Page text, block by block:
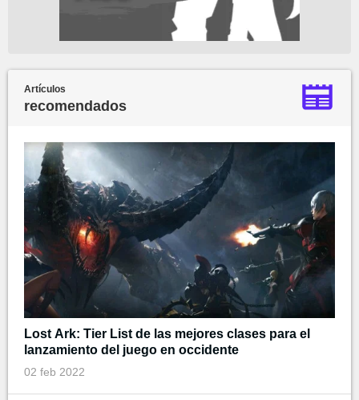
Artículos
recomendados
Lost Ark: Tier List de las mejores clases para el
lanzamiento del juego en occidente
02 feb 2022